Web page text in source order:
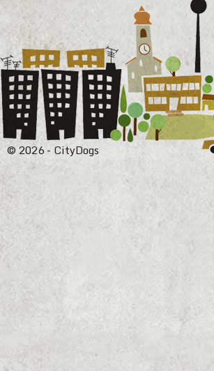
© 2026 - CityDogs